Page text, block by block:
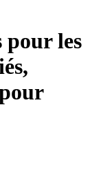
pour les